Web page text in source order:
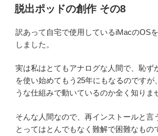
稿
日:
脱出ポッドの創作 その8
訳あって自宅で使用しているiMacのOS
しました。
実は私はとてもアナログな人間で、恥ず
を使い始めてもう25年にもなるのですが
うな仕組みで動いているのか全く知りま
そんな人間なので、再インストールと言
とってはとんでもなく難解で困難なもの